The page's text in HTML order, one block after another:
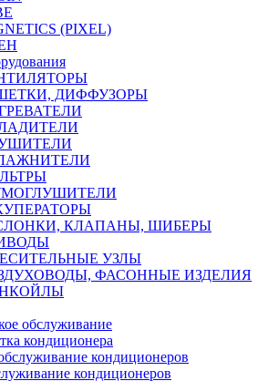
(PIXEL)
ДИФФУЗОРЫ
КЛАПАНЫ, ШИБЕРЫ
УЗЛЫ
ФАСОННЫЕ ИЗДЕЛИЯ
обслуживание
кондиционера
кондиционеров
кондиционеров